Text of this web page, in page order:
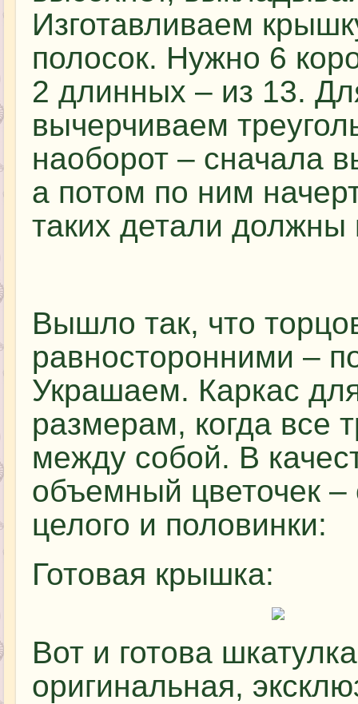
Изготавливаем
полосок. Нужно 6
2 длинных – из 13.
вычерчиваем
наоборот – сначала
а потом по ним
таких детали должны
Вышло так, что
равносторонними –
Украшаем. Каркас
размерам, когда все
между собой. В
объемный цветочек –
целого и половинки:
Готовая крышка:
Вот и готова
оригинальная,